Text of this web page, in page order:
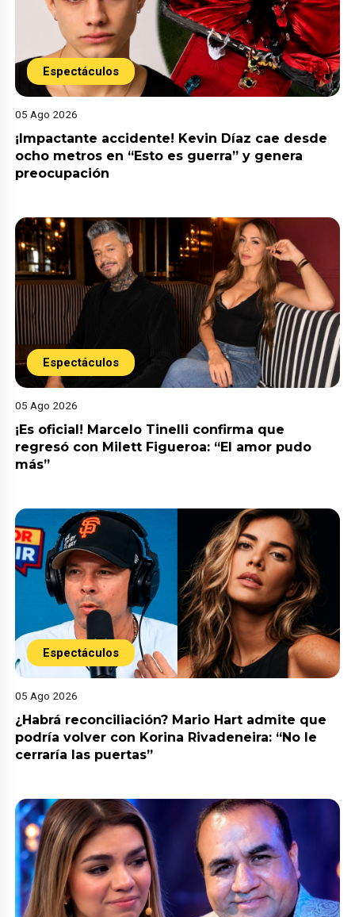
Espectáculos
05 Ago 2026
¡Impactante accidente! Kevin Díaz cae desde
ocho metros en “Esto es guerra” y genera
preocupación
Espectáculos
05 Ago 2026
¡Es oficial! Marcelo Tinelli confirma que
regresó con Milett Figueroa: “El amor pudo
más”
Espectáculos
05 Ago 2026
¿Habrá reconciliación? Mario Hart admite que
podría volver con Korina Rivadeneira: “No le
cerraría las puertas”